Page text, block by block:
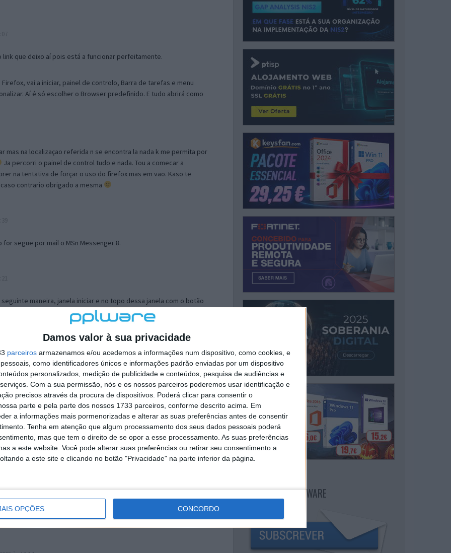
Damos valor à sua privacidade
parceiros armazenamos e/ou acedemos a informações num dispositivo, como cookies, e
como identificadores únicos e informações padrão enviadas por um dispositivo
personalizados, medição de publicidade e conteúdos, pesquisa de audiências e
Com a sua permissão, nós e os nossos parceiros poderemos usar identificação e
precisos através da procura de dispositivos. Poderá clicar para consentir o
parte e pela parte dos nossos 1733 parceiros, conforme descrito acima. Em
a informações mais pormenorizadas e alterar as suas preferências antes de consentir
Tenha em atenção que algum processamento dos seus dados pessoais poderá
mas que tem o direito de se opor a esse processamento. As suas preferências
a este website. Você pode alterar suas preferências ou retirar seu consentimento a
a este site e clicando no botão "Privacidade" na parte inferior da página.
OPÇÕES CONCORDO
que deixo aí pois está a funcionar perfeitamente.
vai a iniciar, painel de controlo, Barra de tarefas e menu
Aí é só escolher o Browser predefinido. E tudo abrirá como
mas na localizaçao referida n se encontra la nada k me permita por
Ja percorri o painel de control tudo e nada. Tou a comecar a
na tentativa de forçar o uso do firefox mas em vao. Kaso te
contrario obrigado a mesma
for segue por mail o MSn Messenger 8.
maneira, janela iniciar e no topo dessa janela com o botão
separador Menu ‘Iniciar’ clica no botão ‘Personalizar’ aí
escolheres o Browser com que queres navegar e o gestor de
ao teu Firefox e nas ferramentas ou tools escolhes ‘Opções’ ou
e logo perto do fim encontras um local para colocares um visto
é o browser predefinido.
mail algum.
17:00
NEWSLETTER PPLWARE